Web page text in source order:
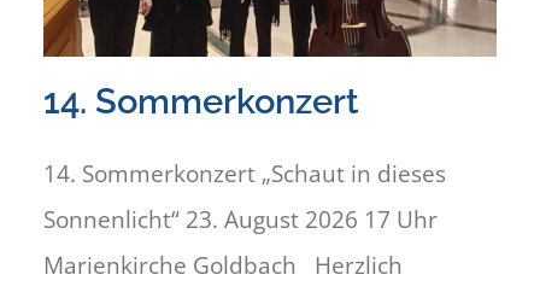
14. Sommerkonzert
14. Sommerkonzert „Schaut in dieses
Sonnenlicht“ 23. August 2026 17 Uhr
Marienkirche Goldbach Herzlich